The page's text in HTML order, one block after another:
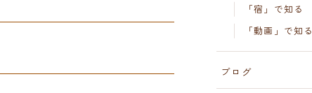
「宿」で知る
「動画」で知る
ブログ